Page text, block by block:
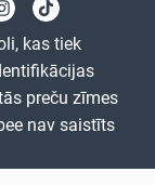
kas tiek
preču zīmes
nav saistīts